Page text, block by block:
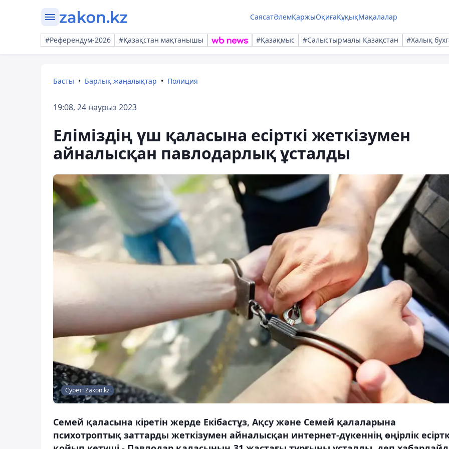
СаясатӘлемҚаржыОқиғаҚұқықМақалалар
#Референдум-2026 #Қазақстан мақтанышы #Қазақмыс #Салыстырмалы Қазақстан #Халық
Басты Барлық жаңалықтар Полиция
19:08, 24 наурыз 2023
Еліміздің үш қаласына есірткі жеткізумен
айналысқан павлодарлық ұсталды
Сурет: Zakon.kz
Семей қаласына кіретін жерде Екібастұз, Ақсу және Семей қалаларына
психотроптық заттарды жеткізумен айналысқан интернет-дүкеннің өңірлік